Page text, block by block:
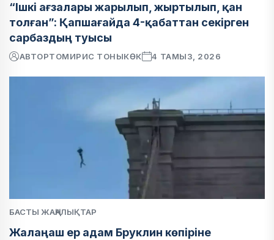
“Ішкі ағзалары жарылып, жыртылып, қан
толған”: Қапшағайда 4-қабаттан секірген
сарбаздың туысы
АВТОРТОМИРИС ТОНЫКӨК 4 ТАМЫЗ, 2026
БАСТЫ ЖАҢАЛЫҚТАР
Жалаңаш ер адам Бруклин көпіріне